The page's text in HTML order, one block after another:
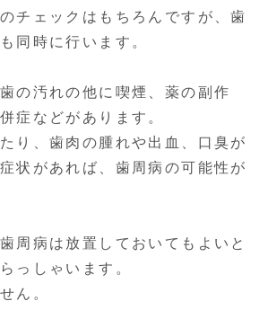
チェックはもちろんですが、歯
同時に行います。
の汚れの他に喫煙、薬の副作
症などがあります。
り、歯肉の腫れや出血、口臭が
状があれば、歯周病の可能性が
周病は放置しておいてもよいと
っしゃいます。
ん。